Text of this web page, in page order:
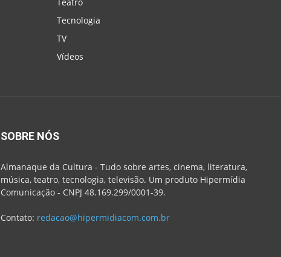
Tecnologia
TV
Vídeos
SOBRE NÓS
Almanaque da Cultura - Tudo sobre artes, cinema, literatura,
música, teatro, tecnologia, televisão. Um produto Hipermídia
Comunicação - CNPJ 48.169.299/0001-39.
Contato: redacao@hipermidiacom.com.br